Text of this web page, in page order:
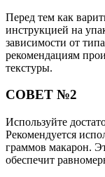
Перед тем как
инструкцией на
зависимости от
рекомендациям
текстуры.
СОВЕТ №2
Используйте
Рекомендуется
граммов макарон.
обеспечит